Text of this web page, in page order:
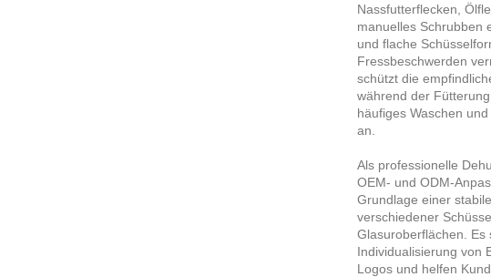
Nassfutterflecken,
manuelles Schrubben
und flache
Fressbeschwerden
schützt die
während der
häufiges Waschen
an.
Als professionelle
OEM- und ODM-
Grundlage einer
verschiedener
Glasuroberflächen. Es
Individualisierung von
Logos und helfen